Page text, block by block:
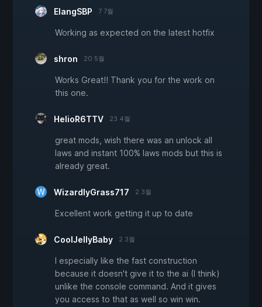
ElangSBP 7 7월
Working as expected on the latest hotfix
shron 20 5월
Works Great!! Thank you for the work on
this one.
HelioR6TTV 23 4월
great mods, wish there was an unlock all
laws and instant 100% laws mods but this is
already great.
WizardlyGrass717 2 3월
Excellent work getting it up to date
CoolJellyBaby 2 3월
I especially like the fast construction
because it doesn't give it to the ai (I think)
unlike the console command. And it gives
you access to that as well so win win.